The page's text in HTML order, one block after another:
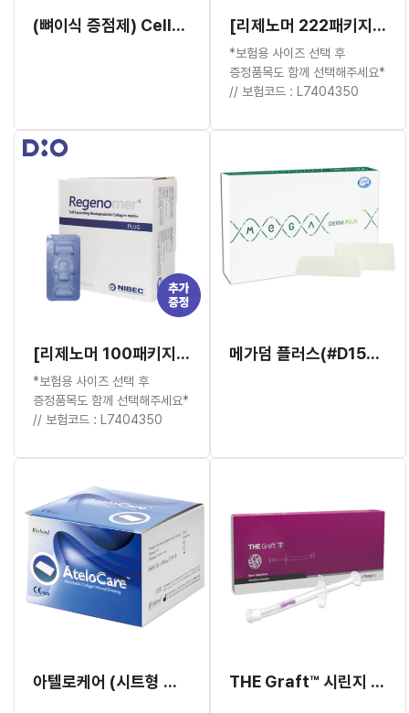
(뼈이식 증점제) CelluFix (구.DS025) [리제노머 222패키지] 보험용 Regenomer 지혈제 20box(총 100ea)+ 증정품 추가 증정
*보험용 사이즈 선택 후
증정품목도 함께 선택해주세요*
// 보험코드 : L7404350
[리제노머 100패키지] 보험용 Regenomer 지혈제 9box(총 45ea)+ 증정품 추가 증정
*보험용 사이즈 선택 후
증정품목도 함께 선택해주세요*
// 보험코드 : L7404350
메가덤 플러스(#D1525P) 15mm x 25mm (두께 0.5~0.7mm)
아텔로케어 (시트형 콜라겐 지혈제) THE Graft™ 시린지 타입 돼지뼈